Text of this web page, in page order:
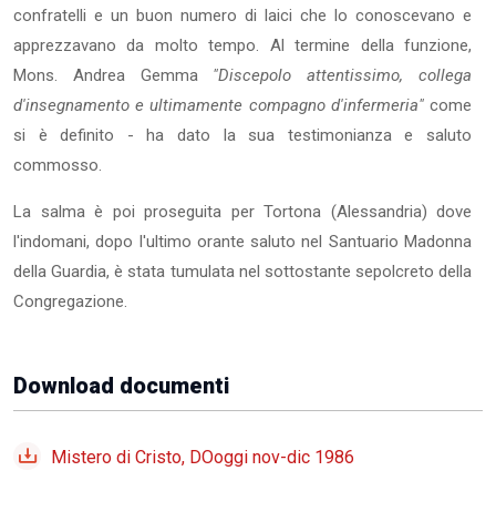
confratelli e un buon numero di laici che lo cono­scevano e
apprezzavano da molto tempo. Al termine della funzione,
Mons. Andrea Gemma "Discepolo attentissimo, collega
d'insegnamento e ultima­mente compagno d'infermeria" come
si è definito - ha dato la sua testimo­nianza e saluto
commosso.
La salma è poi proseguita per Tortona (Alessandria) dove
l'indomani, dopo l'ultimo orante saluto nel Santuario Madonna
della Guardia, è stata tumulata nel sottostante sepolcreto della
Congregazione.
Download documenti
Mistero di Cristo, DOoggi nov-dic 1986